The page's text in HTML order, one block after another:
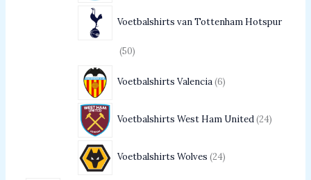
Voetbalshirts van Tottenham Hotspur
50
Voetbalshirts Valencia 6
Voetbalshirts West Ham United 24
Voetbalshirts Wolves 24